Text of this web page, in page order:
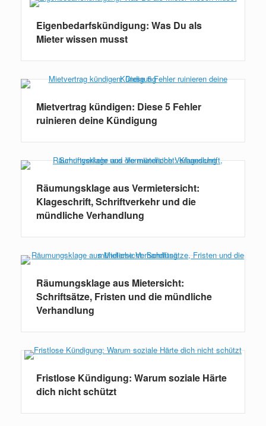
Eigenbedarfskündigung: Was Du als
Mieter wissen musst
Mietvertrag kündigen: Diese 5 Fehler
ruinieren deine Kündigung
Räumungsklage aus Vermietersicht:
Klageschrift, Schriftverkehr und die
mündliche Verhandlung
Räumungsklage aus Mietersicht:
Schriftsätze, Fristen und die mündliche
Verhandlung
Fristlose Kündigung: Warum soziale Härte
dich nicht schützt